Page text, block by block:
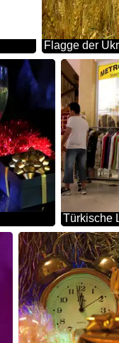
Flagge der
Türkische